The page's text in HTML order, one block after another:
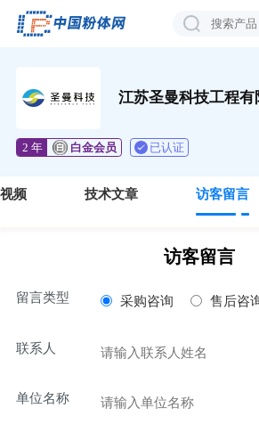
江苏圣曼科技工程有
2 年 白金会员 已认证
频 技术文章 访客留言
访客留言
留言类型 采购咨询 售后咨
联系人
单位名称